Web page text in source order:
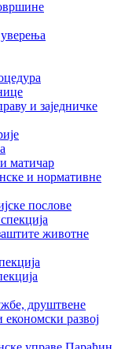
и заједничке
матичар
и нормативне
послове
животне
друштвене
развој